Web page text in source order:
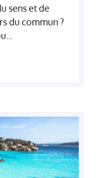
sens et de
du commun ?